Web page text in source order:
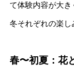
て体験内容が大き
冬それぞれの楽し
春〜初夏：花